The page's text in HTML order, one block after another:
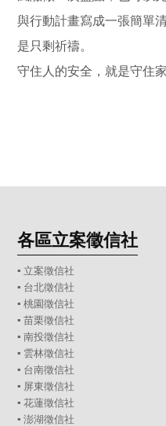
與行動計畫寫成一張簡單
是只剩祈禱。
守住人的安全，就是守住家
各區立案徵信社
▪ 立案徵信社
▪ 台北徵信社
▪桃園徵信社
▪苗栗徵信社
▪南投徵信社
▪ 雲林徵信社
▪ 台南徵信社
▪ 屏東徵信社
▪花蓮徵信社
▪澎湖徵信社